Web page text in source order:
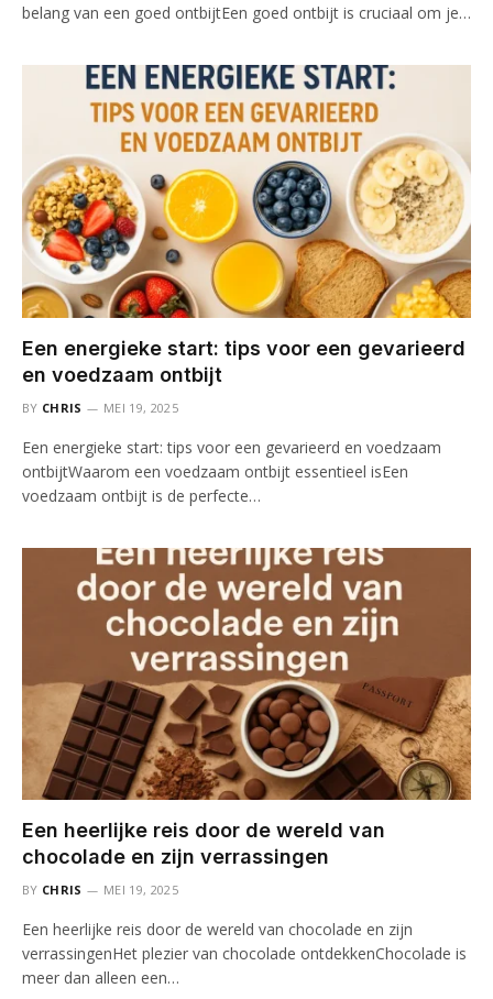
belang van een goed ontbijtEen goed ontbijt is cruciaal om je…
Een energieke start: tips voor een gevarieerd
en voedzaam ontbijt
BY CHRIS MEI 19, 2025
Een energieke start: tips voor een gevarieerd en voedzaam
ontbijtWaarom een voedzaam ontbijt essentieel isEen
voedzaam ontbijt is de perfecte…
Een heerlijke reis door de wereld van
chocolade en zijn verrassingen
BY CHRIS MEI 19, 2025
Een heerlijke reis door de wereld van chocolade en zijn
verrassingenHet plezier van chocolade ontdekkenChocolade is
meer dan alleen een…